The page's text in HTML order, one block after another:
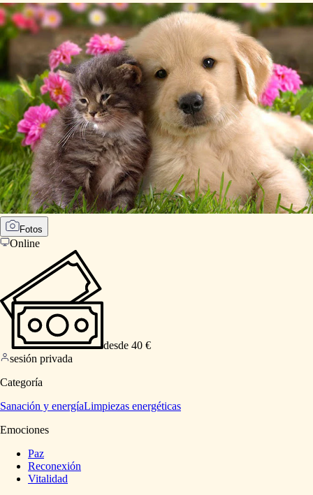
Fotos
Online
desde 40 €
sesión privada
Categoría
Sanación y energíaLimpiezas energéticas
Emociones
Paz
Reconexión
Vitalidad